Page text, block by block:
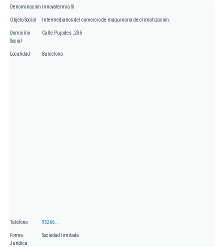
Denominación Innovatermia Sl
Objeto Social Intermediarios del comercio de maquinaria de climatización.
Domicilio
Social
Calle Pujades , 235
Localidad Barcelona
Teléfono 93266...
Forma
Jurídica
Sociedad limitada